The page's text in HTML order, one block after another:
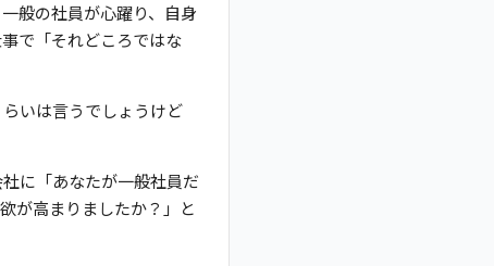
般の社員が心躍り、自身
で「それどころではな
いは言うでしょうけど
に「あなたが一般社員だ
が高まりましたか？」と